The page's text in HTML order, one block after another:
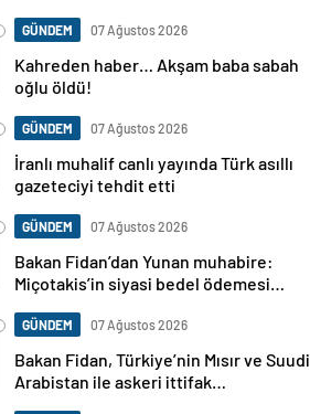
GÜNDEM 07 Ağustos 2026
Kahreden haber… Akşam baba sabah
oğlu öldü!
GÜNDEM 07 Ağustos 2026
İranlı muhalif canlı yayında Türk asıllı
gazeteciyi tehdit etti
GÜNDEM 07 Ağustos 2026
Bakan Fidan’dan Yunan muhabire:
Miçotakis’in siyasi bedel ödemesi
GÜNDEM 07 Ağustos 2026
Bakan Fidan, Türkiye’nin Mısır ve Suudi
Arabistan ile askeri ittifak